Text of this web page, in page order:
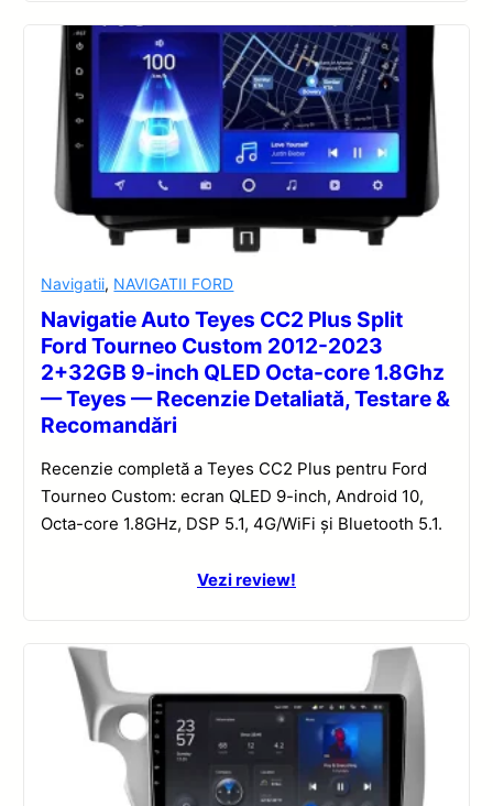
Navigatii, NAVIGATII FORD
Navigatie Auto Teyes CC2 Plus Split
Ford Tourneo Custom 2012-2023
2+32GB 9-inch QLED Octa-core 1.8Ghz
— Teyes — Recenzie Detaliată, Testare &
Recomandări
Recenzie completă a Teyes CC2 Plus pentru Ford
Tourneo Custom: ecran QLED 9-inch, Android 10,
Octa-core 1.8GHz, DSP 5.1, 4G/WiFi și Bluetooth 5.1.
Vezi review!